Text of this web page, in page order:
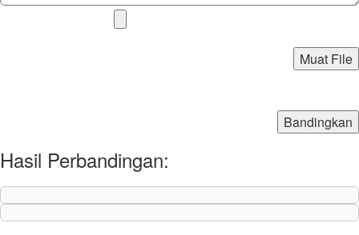
Muat File
Bandingkan
Hasil Perbandingan: